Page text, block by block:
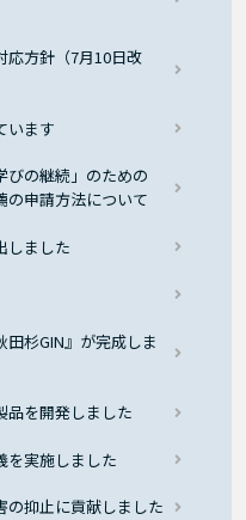
応方針（7月10日改
います
びの継続」のための
の申請方法について
しました
杉GIN』が完成しま
品を開発しました
を実施しました
の抑止に貢献しました